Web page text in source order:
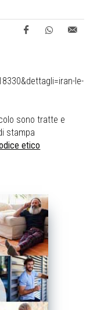
le-
sono tratte e
stampa
etico